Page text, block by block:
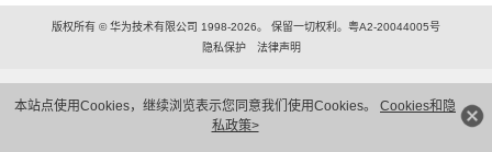
本站点使用Cookies，继续浏览表示您同意我们使用Cookies。 Cookies和隐
私政策>
版权所有 © 华为技术有限公司 1998-2026。 保留一切权利。粤A2-20044005号
隐私保护
法律声明